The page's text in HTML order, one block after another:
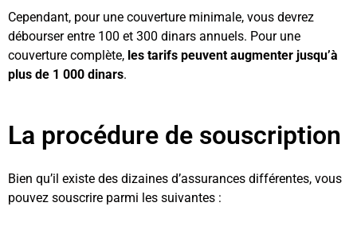
Cependant, pour une couverture minimale, vous devrez
débourser entre 100 et 300 dinars annuels. Pour une
couverture complète, les tarifs peuvent augmenter jusqu’à
plus de 1 000 dinars.
La procédure de souscription
Bien qu’il existe des dizaines d’assurances différentes, vous
pouvez souscrire parmi les suivantes :